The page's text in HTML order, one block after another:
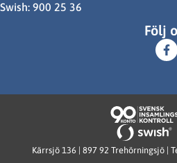
Swish: 900 25 36
Följ
Kärrsjö 136 | 897 92 Trehörningsjö |